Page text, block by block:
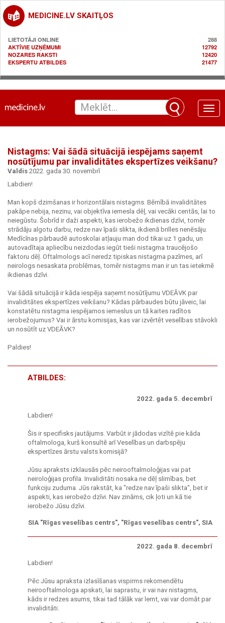
MEDICINE.LV SKAITĻOS
LIETOTĀJI ONLINE
288
AKTĪVIE UZŅĒMUMI
12792
NOZARES RAKSTI
12420
EKSPERTU ATBILDES
21477
Toggle
Nistagms: Vai šādā situācijā iespējams saņemt
nosūtījumu par invaliditātes ekspertīzes veikšanu?
Valdis 2022. gada 30. novembrī
Labdien!
Man kopš dzimšanas ir horizontālais nistagms. Bērnībā invaliditātes
pakāpe nebija, nezinu, vai objektīva iemesla dēļ, vai vecāki centās, lai to
neiegūstu. Šobrīd ir daži aspekti, kas ierobežo ikdienas dzīvi, tomēr
strādāju algotu darbu, redze nav īpaši slikta, ikdienā brilles nenēsāju.
Medīcīnas pārbaudē autoskolai atļauju man dod tikai uz 1 gadu, un
autovadītaja apliecību neizdodas iegūt tieši nistagma traucējošo
faktoru dēļ. Oftalmologs acī neredz tipiskas nistagma pazīmes, arī
neirologs nesaskata problēmas, tomēr nistagms man ir un tas ietekmē
ikdienas dzīvi.
Vai šādā situācijā ir kāda iespēja saņemt nosūtījumu VDEĀVK par
invaliditātes ekspertīzes veikšanu? Kādas pārbaudes būtu jāveic, lai
konstatētu nistagma iespējamos iemeslus un tā kaites radītos
ierobežojumus? Vai ir ārstu komisijas, kas var izvērtēt veselības stāvokli
un nosūtīt uz VDEĀVK?
Paldies!
ATBILDES:
2022. gada 5. decembrī
Labdien!
Šis ir specifisks jautājums. Varbūt ir jādodas vizītē pie kāda
oftalmologa, kurš konsultē arī Veselības un darbspēju
ekspertīzes ārstu valsts komisijā?
Jūsu apraksts izklausās pēc neirooftalmoloģijas vai pat
neiroloģijas profila. Invaliditāti nosaka ne dēļ slimības, bet
funkciju zuduma. Jūs rakstāt, ka "redze nav īpaši slikta", bet ir
aspekti, kas ierobežo dzīvi. Nav zināms, cik ļoti un kā tie
ierobežo Jūsu dzīvi.
SIA "Rīgas veselības centrs", "Rīgas veselības centrs", SIA
2022. gada 8. decembrī
Labdien!
Pēc Jūsu apraksta izlasīšanas vispirms rekomendētu
neirooftalmologa apskati, lai saprastu, ir vai nav nistagms,
kāds ir redzes asums, tikai tad tālāk var lemt, vai var domāt par
invaliditāti.